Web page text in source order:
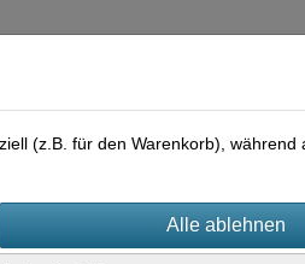
(z.B. für den Warenkorb), während